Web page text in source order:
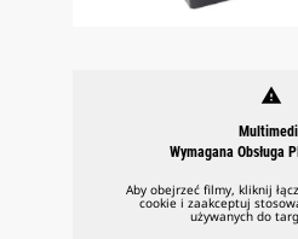
warning
Wymagana Obsługa
Aby obejrzeć filmy, kliknij
cookie i zaakceptuj
używanych do